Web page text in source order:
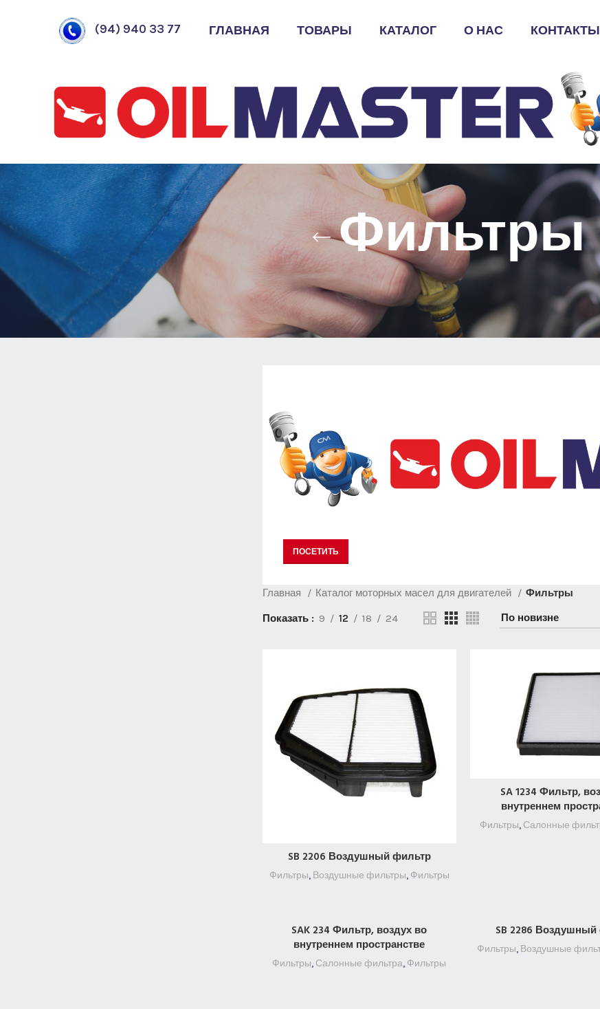
(94) 940 33 77 ГЛАВНАЯ ТОВАРЫ КАТАЛОГ О НАС КОНТАКТЫ
Фильтры
ПОСЕТИТЬ
Главная Каталог моторных масел для двигателей Фильтры
Показать 9 12 18 24
ПОДРОБНЕЕ
SB 2206 Воздушный фильтр
Фильтры, Воздушные фильтры, Фильтры
ПОДРОБНЕЕ
SA 1234 Фильтр,
внутреннем
Фильтры, Салонные
ПОДРОБНЕЕ
SAK 234 Фильтр, воздух во
внутреннем пространстве
Фильтры, Салонные фильтра, Фильтры
ПОДРОБНЕЕ
SB 2286
Фильтры, Воздушные